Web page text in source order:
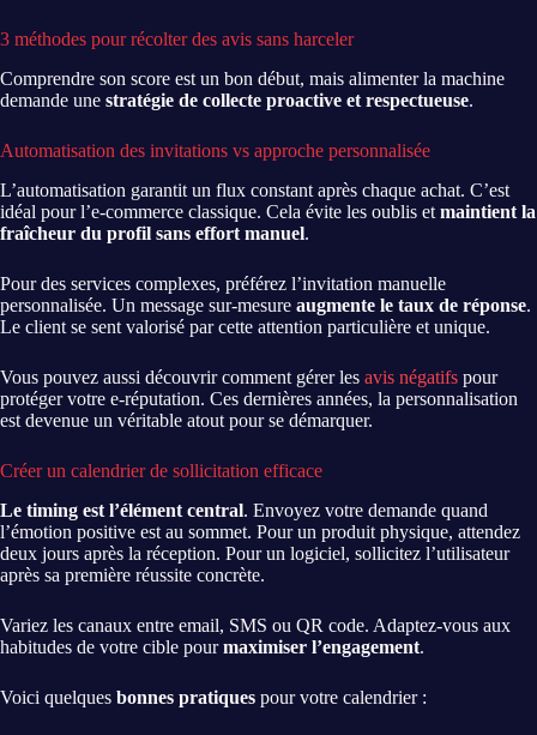
3 méthodes pour récolter des avis sans harceler
Comprendre son score est un bon début, mais alimenter la machine
demande une stratégie de collecte proactive et respectueuse.
Automatisation des invitations vs approche personnalisée
L’automatisation garantit un flux constant après chaque achat. C’est
idéal pour l’e-commerce classique. Cela évite les oublis et maintient la
fraîcheur du profil sans effort manuel.
Pour des services complexes, préférez l’invitation manuelle
personnalisée. Un message sur-mesure augmente le taux de réponse.
Le client se sent valorisé par cette attention particulière et unique.
Vous pouvez aussi découvrir comment gérer les avis négatifs pour
protéger votre e-réputation. Ces dernières années, la personnalisation
est devenue un véritable atout pour se démarquer.
Créer un calendrier de sollicitation efficace
Le timing est l’élément central. Envoyez votre demande quand
l’émotion positive est au sommet. Pour un produit physique, attendez
deux jours après la réception. Pour un logiciel, sollicitez l’utilisateur
après sa première réussite concrète.
Variez les canaux entre email, SMS ou QR code. Adaptez-vous aux
habitudes de votre cible pourmaximiser l’engagement.
Voici quelques bonnes pratiques pour votre calendrier :